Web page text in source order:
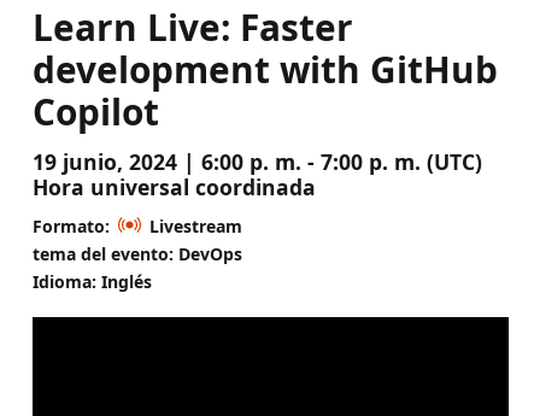
Learn Live: Faster
development with GitHub
Copilot
19 junio, 2024 | 6:00 p. m. - 7:00 p. m. (UTC)
Hora universal coordinada
Formato:
Livestream
tema del evento: DevOps
Idioma: Inglés